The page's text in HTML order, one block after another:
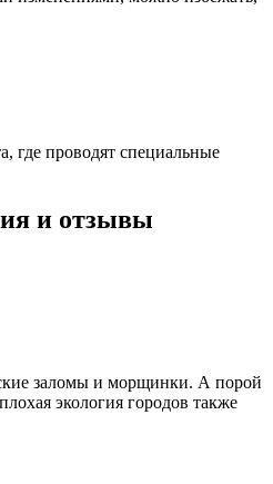
где проводят специальные
и отзывы
заломы и морщинки. А порой
экология городов также